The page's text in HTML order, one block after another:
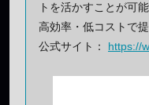
トを活かすことが可
高効率・低コストで
公式サイト： https://